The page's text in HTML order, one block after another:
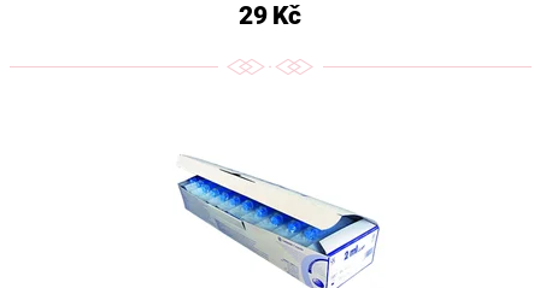
29 Kč